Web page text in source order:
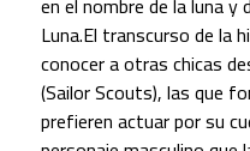
Luna.El transcurso de la
conocer a otras chicas
(Sailor Scouts), las que
prefieren actuar por su